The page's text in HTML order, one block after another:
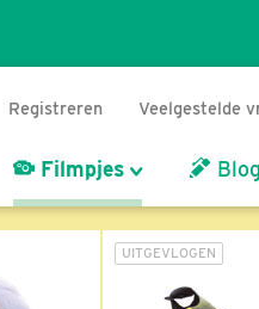
Registreren Veelgestelde
Filmpjes
UITGEVLOGEN